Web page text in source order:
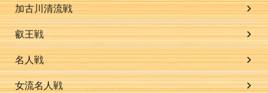
加古川清流戦
叡王戦
名人戦
女流名人戦